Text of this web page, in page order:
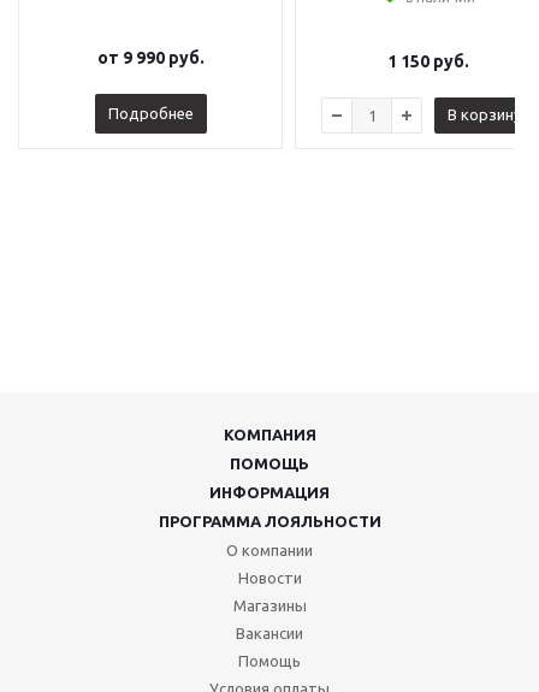
от 9 990 руб.
Подробнее
1 150руб.
В корзину
КОМПАНИЯ
ПОМОЩЬ
ИНФОРМАЦИЯ
ПРОГРАММА ЛОЯЛЬНОСТИ
О компании
Новости
Магазины
Вакансии
Помощь
Условия оплаты